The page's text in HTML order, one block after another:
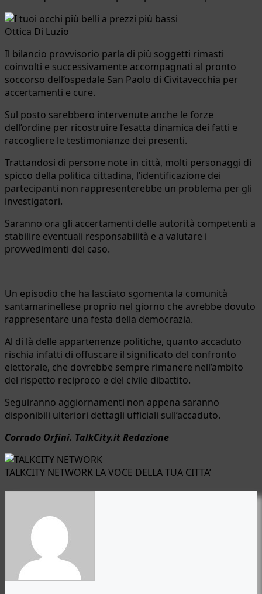
Ottica Di Luzio
Il bilancio provvisorio parla di più soggetti rimasti
coinvolti e successivamente accompagnati al pronto
soccorso dell’ospedale San Paolo di Civitavecchia per
accertamenti e cure.
Sul posto sarebbero intervenute anche le forze
dell’ordine per ricostruire l’esatta dinamica dei fatti e
raccogliere le testimonianze dei presenti.
Trattandosi di persone note in città, molti personaggi di
spicco della politica cittadina, l’identificazione dei
partecipanti non rappresenterebbe un problema per gli
investigatori.
Saranno ora gli accertamenti delle autorità competenti a
stabilire eventuali responsabilità e a valutare i
provvedimenti del caso.
Un episodio che ha lasciato sgomenta la comunità
santamarinellese proprio nel giorno che avrebbe dovuto
rappresentare una festa della democrazia.
Al di là delle appartenenze politiche, quanto accaduto
rischia infatti di offuscare il significato del confronto
elettorale, che dovrebbe sempre rimanere nell’ambito
del rispetto reciproco e del civile dibattito.
Seguiranno aggiornamenti non appena saranno
disponibili ulteriori dettagli ufficiali sull’accaduto.
Corrado Orfini. TalkCity.it Redazione
TALKCITY NETWORK LA VOCE DELLA TUA CITTA’